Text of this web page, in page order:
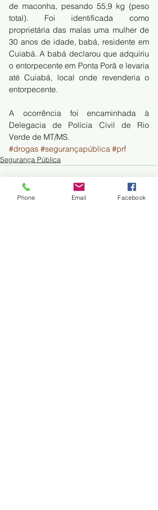
de maconha, pesando 55,9 kg (peso
total). Foi identificada como
proprietária das malas uma mulher de
30 anos de idade, babá, residente em
Cuiabá. A babá declarou que adquiriu
o entorpecente em Ponta Porã e levaria
até Cuiabá, local onde revenderia o
entorpecente.
A ocorrência foi encaminhada à
Delegacia de Polícia Civil de Rio
Verde de MT/MS.
#drogas #segurançapública #prf
Segurança Pública
Phone Email Facebook